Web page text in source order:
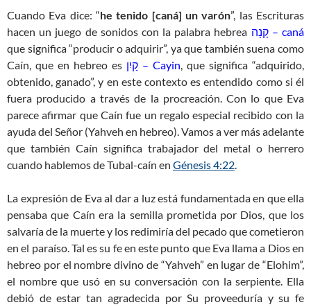
Cuando Eva dice: “he tenido [caná] un varón”, las Escrituras
hacen un juego de sonidos con la palabra hebrea
קָנָה – caná
que significa “producir o adquirir”, ya que también suena como
Caín, que en hebreo es
קַיִן – Cayin, que significa “adquirido,
obtenido, ganado”, y en este contexto es entendido como si él
fuera producido a través de la procreación. Con lo que Eva
parece afirmar que Caín fue un regalo especial recibido con la
ayuda del Señor (Yahveh en hebreo). Vamos a ver más adelante
que también Caín significa trabajador del metal o herrero
cuando hablemos de Tubal-caín en Génesis 4:22.
La expresión de Eva al dar a luz está fundamentada en que ella
pensaba que Caín era la semilla prometida por Dios, que los
salvaría de la muerte y los redimiría del pecado que cometieron
en el paraíso. Tal es su fe en este punto que Eva llama a Dios en
hebreo por el nombre divino de “Yahveh” en lugar de “Elohim”,
el nombre que usó en su conversación con la serpiente. Ella
debió de estar tan agradecida por Su proveeduría y su fe